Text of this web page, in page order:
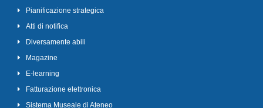
Pianificazione strategica
Atti di notifica
Diversamente abili
Magazine
E-learning
Fatturazione elettronica
Sistema Museale di Ateneo